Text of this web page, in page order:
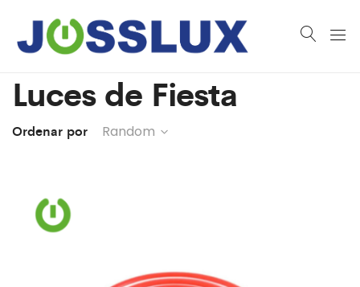
Luces de Fiesta
Ordenar por Random